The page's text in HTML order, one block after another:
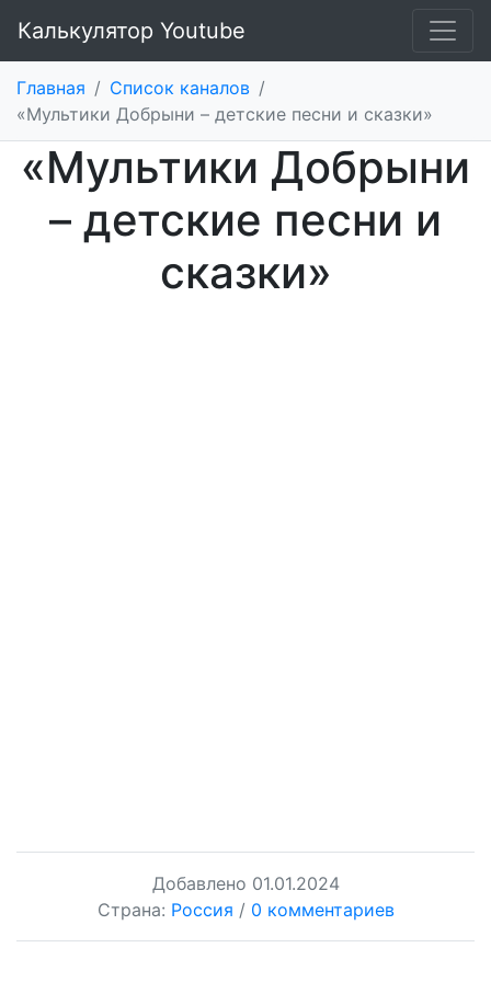
Калькулятор Youtube
Главная / Список каналов /
«Мультики Добрыни – детские песни и сказки»
«Мультики Добрыни
– детские песни и
сказки»
Добавлено 01.01.2024
Страна: Россия / 0 комментариев